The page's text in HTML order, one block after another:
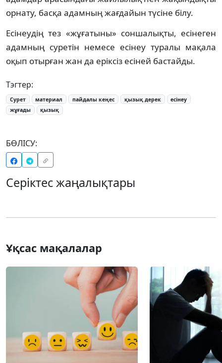
орнату, басқа адамның жағдайын түсіне білу.
Есінеудің тез «жұғатыны» соншалықты, есінеген
адамның суретін немесе есінеу туралы мақала
оқып отырған жан да еріксіз есіней бастайды.
Тэгтер:
Сурет материал пайдалы кеңес қызық дерек
есінеу
жұғады
қызық
БӨЛІСУ:
Серіктес жаңалықтары
Ұқсас мақалалар